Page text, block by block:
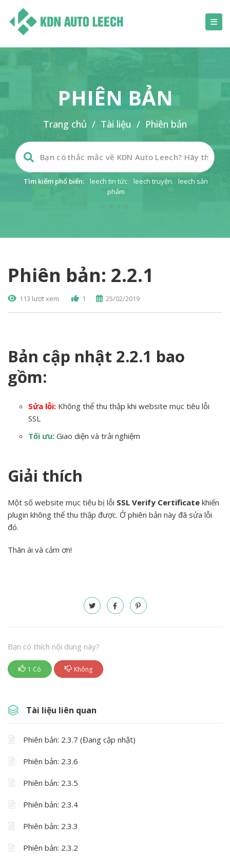
PHIÊN BẢN
Trang chủ / Tài liệu / Phiên bản
Tìm kiếm phổ biến: leech tin tức, leech truyện, leech sản
phẩm
Phiên bản: 2.2.1
113 lượt xem 1 25/02/2019
Bản cập nhật 2.2.1 bao
gồm:
Sửa lỗi: Không thể thu thập khi website mục tiêu lỗi
SSL
Tối ưu: Giao diện và trải nghiệm
Giải thích
Một số website mục tiêu bị lỗi SSL Verify Certificate khiến
plugin không thể thu thập được. Ở phiên bản này đã sửa lỗi
đó.
Thân ái và cảm ơn!
Bạn có thích nội dung này?
1 Có Không
Tài liệu liên quan
Phiên bản: 2.3.7 (Đang cập nhật)
Phiên bản: 2.3.6
Phiên bản: 2.3.5
Phiên bản: 2.3.4
Phiên bản: 2.3.3
Phiên bản: 2.3.2